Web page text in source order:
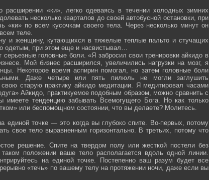
«ки», легко одеваясь в течении холодных зимних
несколько кварталов до своей автобусной остановки, при
«ки» по всем кусочкам своего тела. Через несколько минут он
теле.
и женщину, кутающихся в тяжелые теплые пальто и стучащих
одетым, при этом еще и насвистывал…
серьезные головные боли. «Я забросил свои тренировки айкидо в
Мой бизнес расширился, увеличились нагрузки на мозг, я
Некоторое время аспирин помогал, но затем головные боли
Даже четыре или пять пилюль не могли заглушить
старую практику айкидо медитации. Я медитировал часами
Айкидо, практикуемое подобным образом, можно сравнить с
тенденцию забывать Всемогущего Бога. Но как только
или беспомощном состоянии, что вы делаете? Молитесь.
единой точке — это когда вы глубоко спите. Во-первых, потому
свое тело выравненным горизонтально. В третьих, потому что
решение. Спите на твердом полу или жесткой постели без
положении ваше тело располагается вдоль одной линии.
на единой точке. Постепенно ваш разум будет все
«течь» по вашему телу на протяжении ночи, даже если вы